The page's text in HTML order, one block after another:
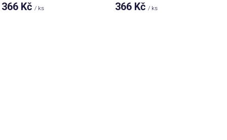
366 Kč/ ks 366 Kč/ ks